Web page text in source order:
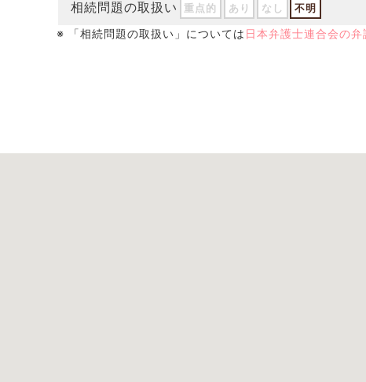
相続問題の取扱い 重点的 あり なし 不明
※ 「相続問題の取扱い」については 日本弁護士連合会の